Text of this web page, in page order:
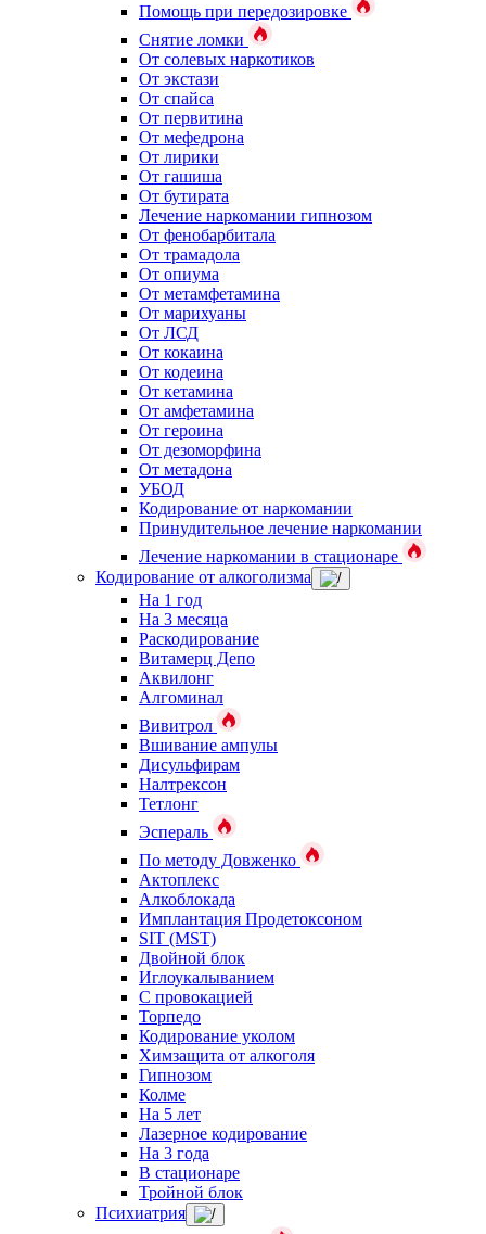
Помощь при передозировке
Снятие ломки
От солевых наркотиков
От экстази
От спайса
От первитина
От мефедрона
От лирики
От гашиша
От бутирата
Лечение наркомании гипнозом
От фенобарбитала
От трамадола
От опиума
От метамфетамина
От марихуаны
От ЛСД
От кокаина
От кодеина
От кетамина
От амфетамина
От героина
От дезоморфина
От метадона
УБОД
Кодирование от наркомании
Принудительное лечение наркомании
Лечение наркомании в стационаре
Кодирование от алкоголизма
На 1 год
На 3 месяца
Раскодирование
Витамерц Депо
Аквилонг
Алгоминал
Вивитрол
Вшивание ампулы
Дисульфирам
Налтрексон
Тетлонг
Эспераль
По методу Довженко
Актоплекс
Алкоблокада
Имплантация Продетоксоном
SIT (MST)
Двойной блок
Иглоукалыванием
С провокацией
Торпедо
Кодирование уколом
Химзащита от алкоголя
Гипнозом
Колме
На 5 лет
Лазерное кодирование
На 3 года
В стационаре
Тройной блок
Психиатрия